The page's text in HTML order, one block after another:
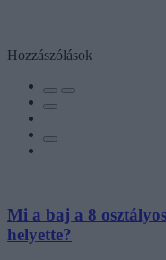
Hozzászólások
Mi a baj a 8
helyette?